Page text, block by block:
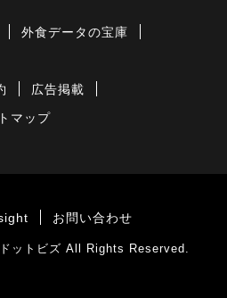
外食データの宝庫
広告掲載
マップ
お問い合わせ
ットビズ All Rights Reserved.